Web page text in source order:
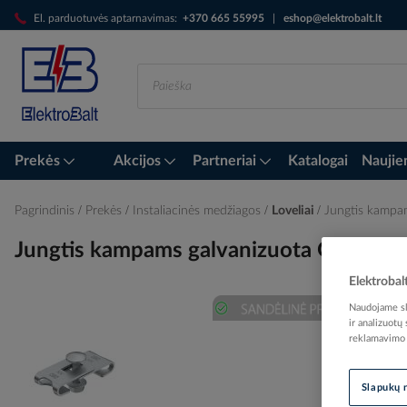
El. parduotuvės aptarnavimas: +370 665 55995 eshop@elektrobalt.lt
Skip
to
Content
Prekės Akcijos Partneriai Katalogai
Pagrindinis Prekės Instaliacinės medžiagos Loveliai Jungtis
Jungtis kampams galvanizuota GEV 36
end
Naudojame
ir analizuotų
reklamavimo
Slapukų